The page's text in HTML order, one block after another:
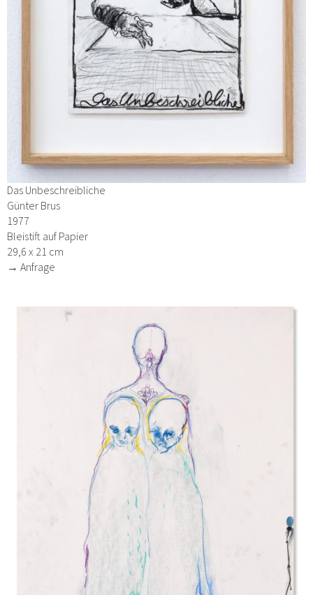
Das Unbeschreibliche
Günter Brus
1977
Bleistift auf Papier
29,6 x 21 cm
→ Anfrage